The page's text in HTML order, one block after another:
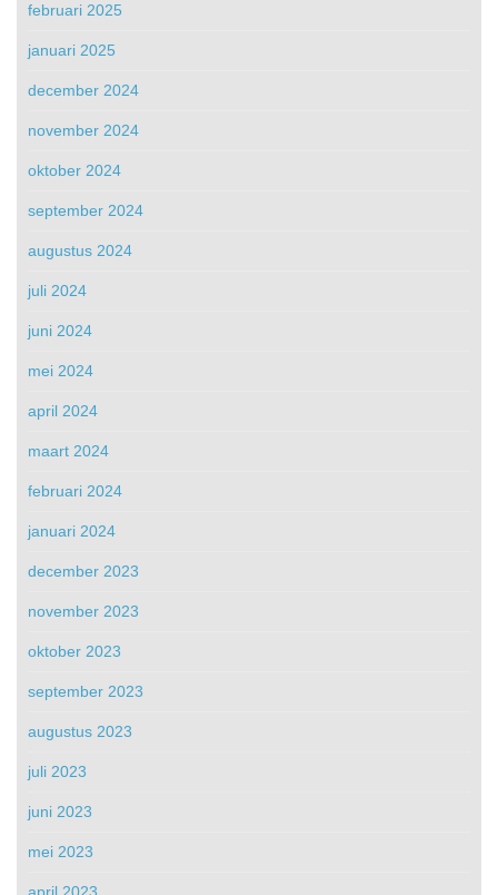
februari 2025
januari 2025
december 2024
november 2024
oktober 2024
september 2024
augustus 2024
juli 2024
juni 2024
mei 2024
april 2024
maart 2024
februari 2024
januari 2024
december 2023
november 2023
oktober 2023
september 2023
augustus 2023
juli 2023
juni 2023
mei 2023